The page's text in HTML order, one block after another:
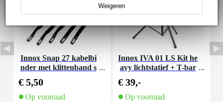
Weigeren
Innox Snap 27 kabelbi
nder met klittenband s
€ 5,50
Op voorraad
Innox IVA 01 LS Kit he
avy lichtstatief + T-bar
€ 39,-
Op voorraad